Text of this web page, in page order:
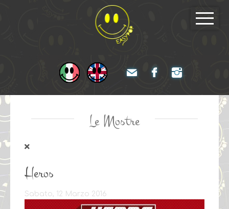
Le Mostre
Heros
Sabato, 12 Marzo 2016